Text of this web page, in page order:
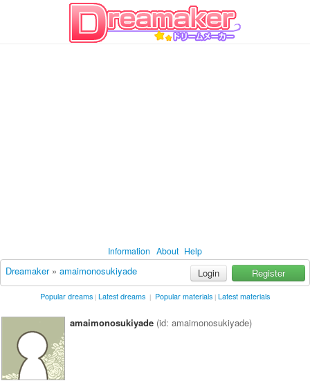
Information About Help
Dreamaker» amaimonosukiyade Login Register
Popular dreams | Latest dreams | Popular materials | Latest materials
amaimonosukiyade (id: amaimonosukiyade)